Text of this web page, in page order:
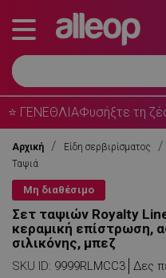
⭐ ΓΕΝΕΘΛΙΑΦυσήξτε τη
Αρχική Είδη σερβιρίσματος
Ταψιά
Μη διαθέσιμο
Σετ ταψιών Royalty
κεραμική επίστρωση,
σιλικόνης, μπεζ
SKU ID: 9999RLMCC3 Δες